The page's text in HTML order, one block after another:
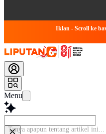
Iklan - Scroll ke
Menu
B